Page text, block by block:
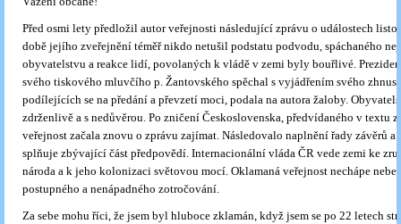
Před osmi lety předložil autor veřejnosti následující zprávu o událostech
době jejího zveřejnění téměř nikdo netušil podstatu podvodu, spáchaného
obyvatelstvu a reakce lidí, povolaných k vládě v zemi byly bouřlivé.
svého tiskového mluvčího p. Žantovského spěchal s vyjádřením svého
podílejících se na předání a převzetí moci, podala na autora žaloby.
zdrženlivě a s nedůvěrou. Po zničení Československa, předvídaného v textu
veřejnost začala znovu o zprávu zajímat. Následovalo naplnění řady závěrů a
splňuje zbývající část předpovědí. Interna­cionální vláda ČR vede zemi ke
národa a k jeho kolonizaci světovou mocí. Oklamaná veřejnost nechápe
postupného a nenápadného zotročování.
Za sebe mohu říci, že jsem byl hluboce zklamán, když jsem se po 22 letech